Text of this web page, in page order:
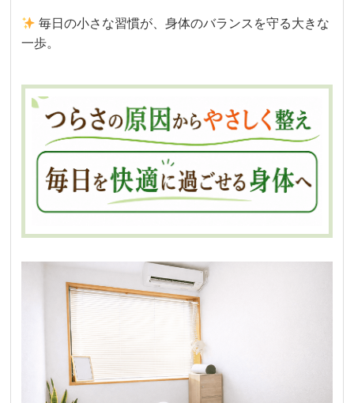
毎日の小さな習慣が、身体のバランスを守る大きな
一歩。